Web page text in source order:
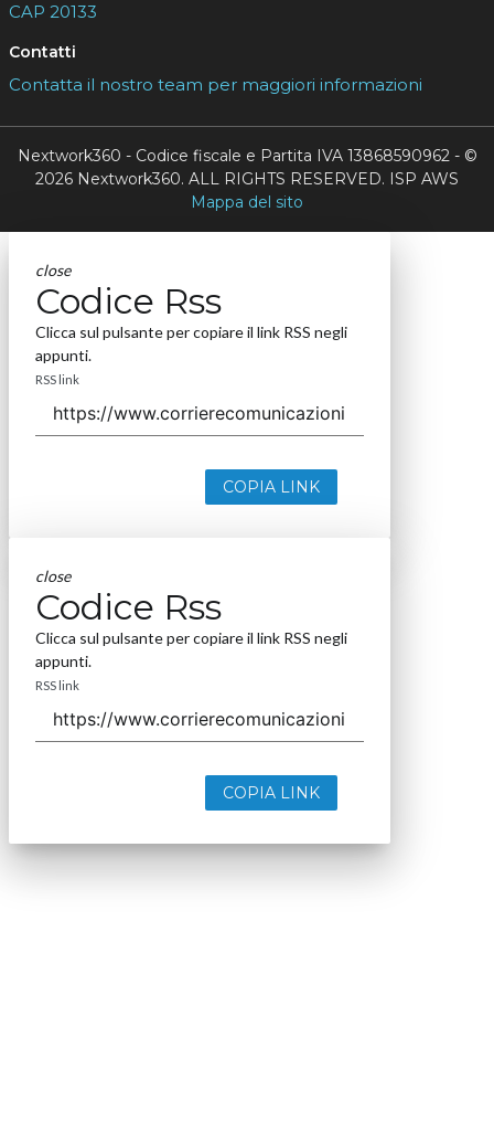
CAP 20133
Contatti
Contatta il nostro team per maggiori informazioni
Nextwork360 - Codice fiscale e Partita IVA 13868590962 - ©
2026 Nextwork360. ALL RIGHTS RESERVED. ISP AWS
Mappa del sito
close
Codice Rss
Clicca sul pulsante per copiare il link RSS negli
appunti.
RSS link
COPIA LINK
close
Codice Rss
Clicca sul pulsante per copiare il link RSS negli
appunti.
RSS link
COPIA LINK